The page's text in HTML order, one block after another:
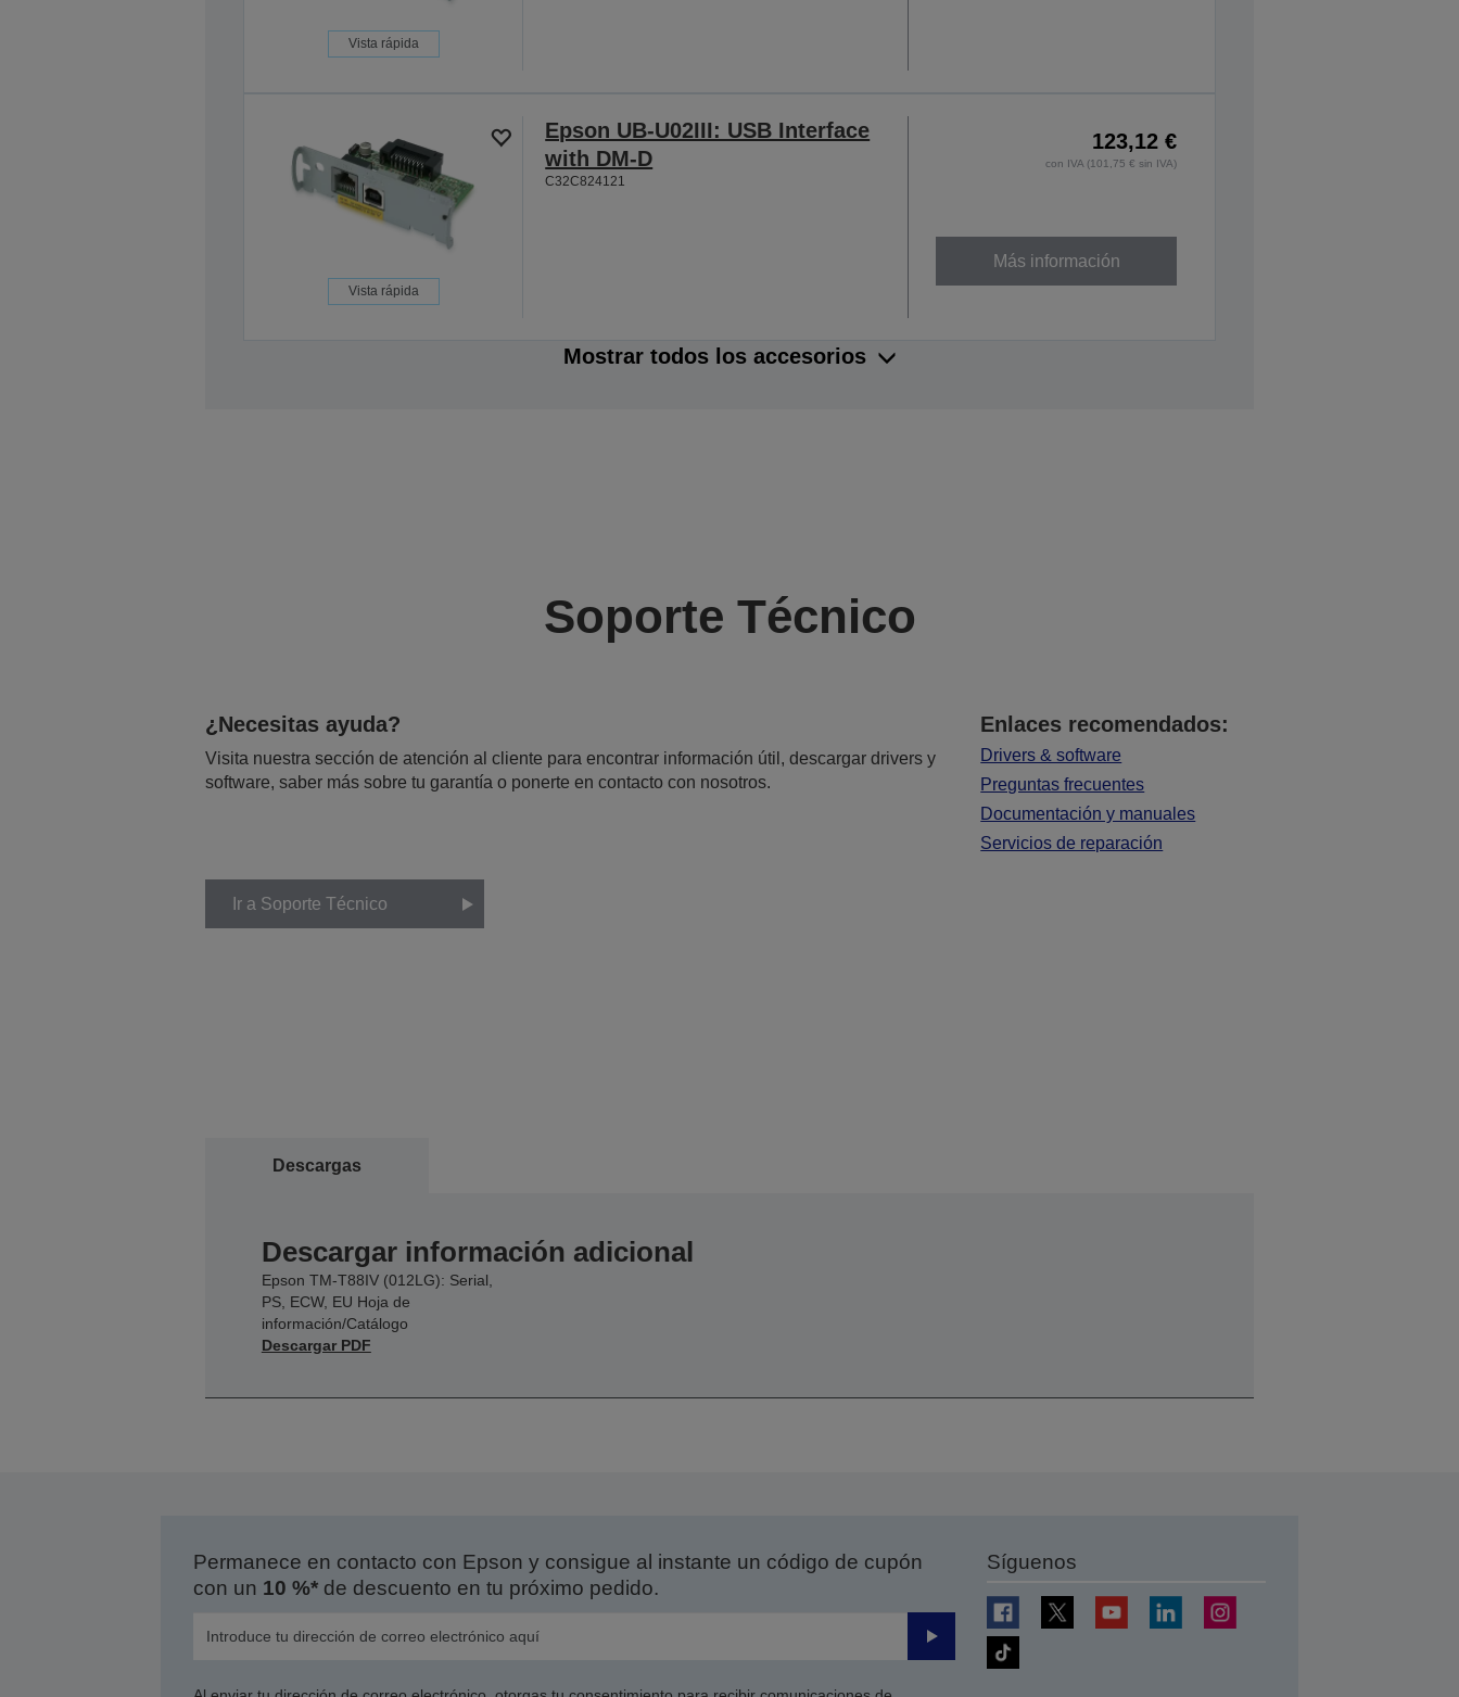
Vista rápida
Vista rápida
Epson UB-U02III: USB Interface
with DM-D
C32C824121
123,12 €
con IVA (101,75 € sin IVA)
Más información
Mostrar todos los accesorios
Soporte Técnico
¿Necesitas ayuda?
Visita nuestra sección de atención al cliente para encontrar información útil, descargar drivers y
software, saber más sobre tu garantía o ponerte en contacto con nosotros.
Enlaces recomendados:
Drivers & software
Preguntas frecuentes
Documentación y manuales
Servicios de reparación
Ir a Soporte Técnico
Descargas
Descargar información adicional
Epson TM-T88IV (012LG): Serial,
PS, ECW, EU Hoja de
información/Catálogo
Descargar PDF
Permanece en contacto con Epson y consigue al instante un código de cupón
con un 10 %*de descuento en tu próximo pedido.
Enviar
Síguenos